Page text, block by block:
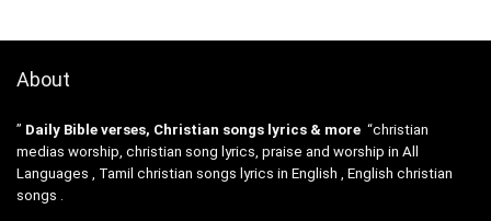
About
” Daily Bible verses, Christian songs lyrics & more “christian
medias worship, christian song lyrics, praise and worship in All
Languages , Tamil christian songs lyrics in English , English christian
songs .